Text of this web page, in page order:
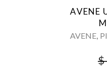
AVENE
AVENE,
$